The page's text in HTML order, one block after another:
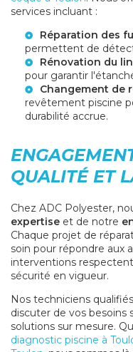
services incluant :
Réparation des
permettent de
Rénovation du
pour garantir
Changement de
revêtement piscine
durabilité accrue.
QUALITÉ ET
Chez ADC Polyester,
expertise et de notre
Chaque projet de
soin pour répondre aux
interventions
sécurité en vigueur.
Nos techniciens
discuter de vos besoins
solutions sur mesure.
diagnostic piscine à